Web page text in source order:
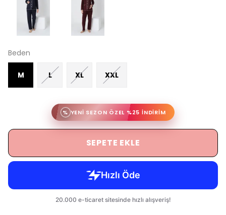
Beden
M L XL XXL
% YENİ SEZON ÖZEL %25 İNDİRİM
SEPETE EKLE